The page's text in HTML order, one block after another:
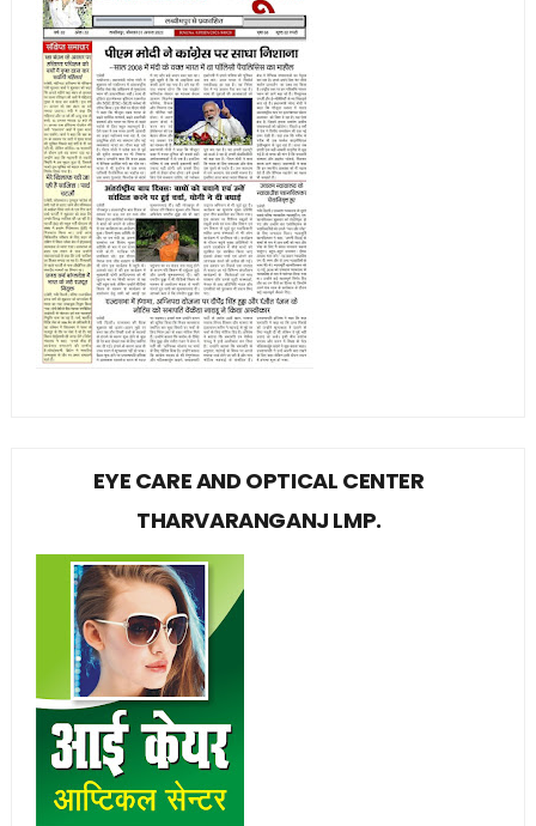
EYE CARE AND OPTICAL CENTER
THARVARANGANJ LMP.